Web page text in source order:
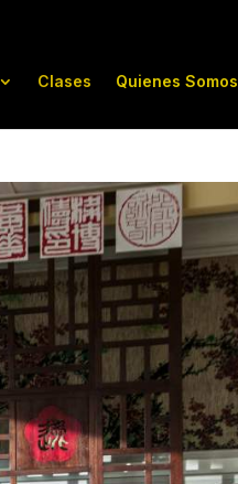
Clases Quienes Somos